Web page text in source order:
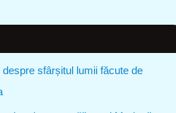
sfârșitul lumii făcute de